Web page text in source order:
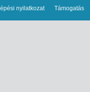
nyilatkozat Támogatás